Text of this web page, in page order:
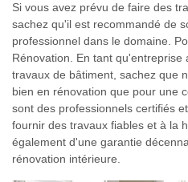
Si vous avez prévu de faire des
sachez qu'il est recommandé de
professionnel dans le domaine.
Rénovation. En tant qu'entreprise
travaux de bâtiment, sachez que
bien en rénovation que pour une
sont des professionnels certifiés
fournir des travaux fiables et à la
également d'une garantie
rénovation intérieure.